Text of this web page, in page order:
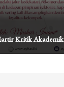
Kritik Akademik